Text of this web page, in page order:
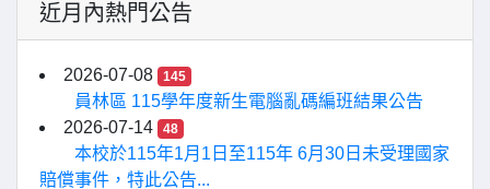
近月內熱門公告
2026-07-08 145
員林區 115學年度新生電腦亂碼編班結果公告
2026-07-14
48
本校於115年1月1日至115年 6月30日未受理國家
賠償事件，特此公告...